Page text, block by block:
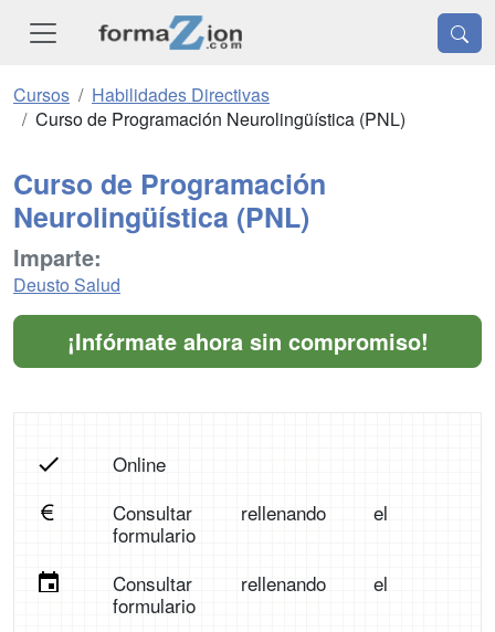
Cursos
Habilidades Directivas
Curso de Programación Neurolingüística (PNL)
Curso de Programación
Neurolingüística (PNL)
Imparte:
Deusto Salud
¡Infórmate ahora sin compromiso!
Online
Consultar rellenando el
formulario
Consultar rellenando el
formulario